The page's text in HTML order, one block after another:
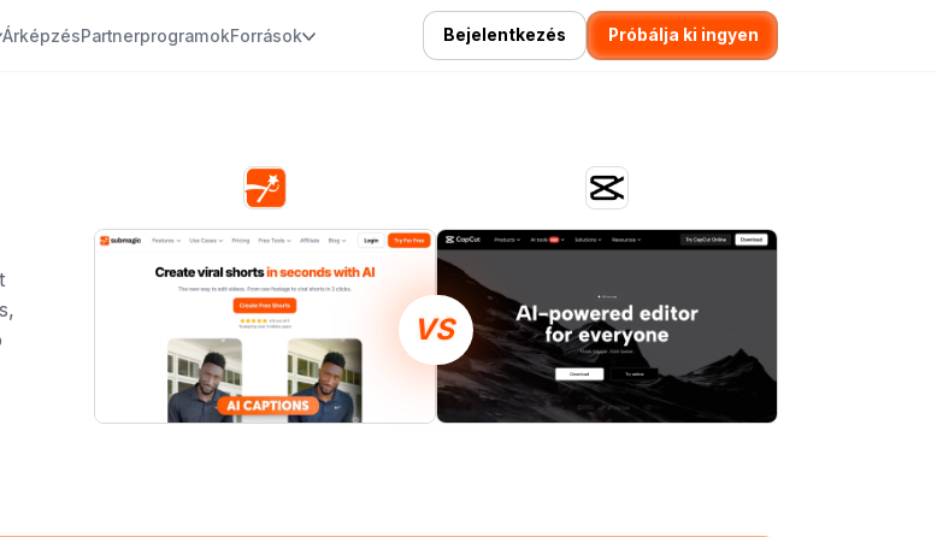
ÁrképzésPartnerprogramokForrások Bejelentkezés Próbálja ki ingyen
VS